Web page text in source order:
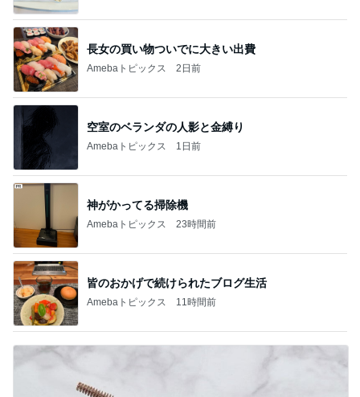
長女の買い物ついでに大きい出費
Amebaトピックス 2日前
空室のベランダの人影と金縛り
Amebaトピックス 1日前
神がかってる掃除機
Amebaトピックス 23時間前
皆のおかげで続けられたブログ生活
Amebaトピックス 11時間前